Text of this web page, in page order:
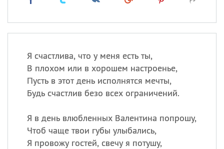
Я счастлива, что у меня есть ты,
В плохом или в хорошем настроенье,
Пусть в этот день исполнятся мечты,
Будь счастлив безо всех ограничений.
Я в день влюбленных Валентина попрошу,
Чтоб чаще твои губы улыбались,
Я провожу гостей, свечу я потушу,